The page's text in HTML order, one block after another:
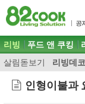
목차
주메뉴 바로가기
컨텐츠 바로가기
검색 바로가기
로그인 바로가기
주메뉴
리빙
살림돋보기 리빙데코
푸드 앤 쿠킹
인형이불과